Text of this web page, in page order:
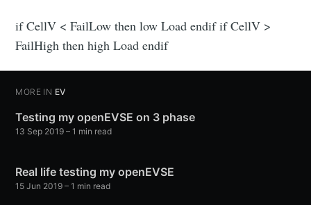
ifCellV < FailLow then low Load endififCellV >
FailHigh then high Load endif
MORE IN EV
Testing my openEVSE on 3 phase
13 Sep 2019 –1 min read
Real life testing my openEVSE
15 Jun 2019 –1 min read